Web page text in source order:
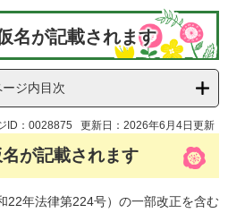
名が記載されます
ージ内目次
ID：0028875 更新日：2026年6月4日更新
が記載されます
22年法律第224号）の一部改正を含む